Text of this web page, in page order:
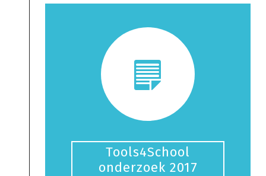
Tools4School
onderzoek 2017